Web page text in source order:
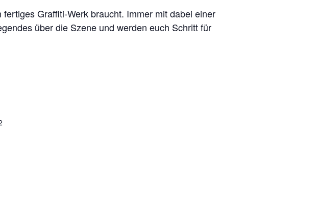
Graffiti-Werk braucht. Immer mit dabei einer
über die Szene und werden euch Schritt für